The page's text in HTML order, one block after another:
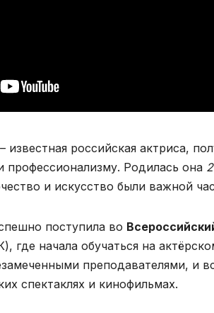
– известная российская актриса,
профессионализму. Родилась она
и искусство были важной
поступила во
где начала обучаться на
преподавателями, и
спектаклях и кинофильмах.